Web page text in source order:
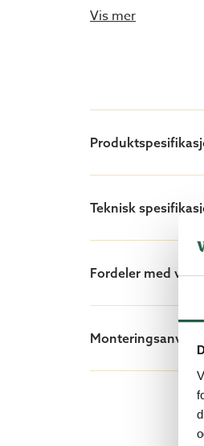
Når du velger
Uhøvlet bord
Takpapp
Isolasjon
Vis mer
Teknisk
Fordeler med